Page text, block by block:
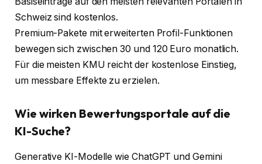
Schweiz sind kostenlos.
Premium-Pakete mit erweiterten Profil-Funktionen
bewegen sich zwischen 30 und 120 Euro monatlich.
Für die meisten KMU reicht der kostenlose Einstieg,
um messbare Effekte zu erzielen.
Wie wirken Bewertungsportale auf die
KI-Suche?
Generative KI-Modelle wie ChatGPT und Gemini